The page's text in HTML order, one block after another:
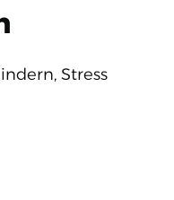
Stress